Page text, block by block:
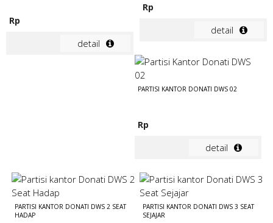
Rp
detail
Rp
detail
PARTISI KANTOR DONATI DWS 02
Rp
detail
PARTISI KANTOR DONATI DWS 2 SEAT
HADAP
PARTISI KANTOR DONATI DWS 3 SEAT
SEJAJAR